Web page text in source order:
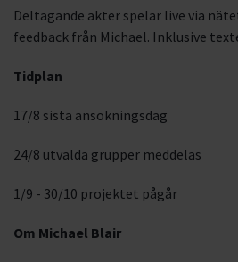
Deltagande akter spelar live via
feedback från Michael. Inklusive
Tidplan
17/8 sista ansökningsdag
24/8 utvalda grupper meddelas
1/9 - 30/10 projektet pågår
Om Michael Blair